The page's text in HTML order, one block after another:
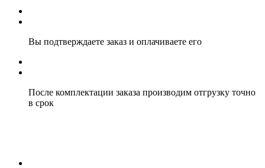
Вы подтверждаете заказ и оплачиваете его
После комплектации заказа производим отгрузку точно
в срок